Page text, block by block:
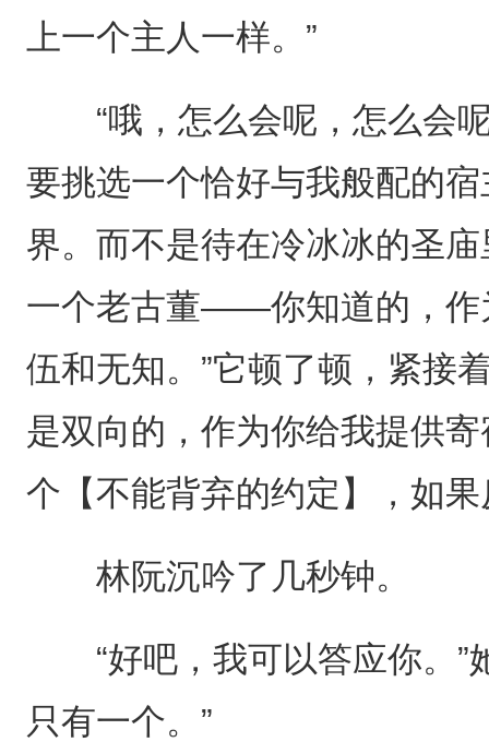
上一个主人一样。”
“哦，怎么会呢，怎么会呢
要挑选一个恰好与我般配的
界。而不是待在冷冰冰的圣
一个老古董——你知道的，作
伍和无知。”它顿了顿，紧接
是双向的，作为你给我提供
个【不能背弃的约定】，如
林阮沉吟了几秒钟。
“好吧，我可以答应你。”
只有一个。”